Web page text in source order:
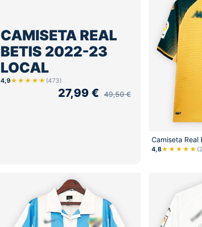
CAMISETA REAL
BETIS 2022-23
LOCAL
4,9★★★★★ (473)
49,50€
27,99 €
Camiseta Real
4,8★★★★★